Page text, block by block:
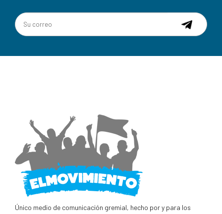
Único medio de comunicación gremial, hecho por y para los